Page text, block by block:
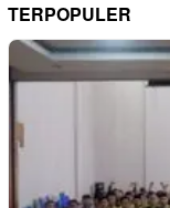
TERPOPULER